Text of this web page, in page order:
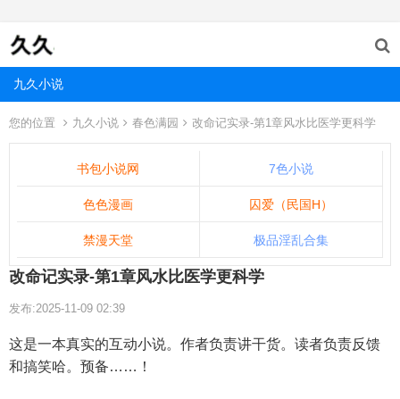
九久小说
您的位置 九久小说 春色满园 改命记实录-第1章风水比医学更科学
书包小说网 7色小说
色色漫画 囚爱（民国H）
禁漫天堂 极品淫乱合集
改命记实录-第1章风水比医学更科学
发布:2025-11-09 02:39
这是一本真实的互动小说。作者负责讲干货。读者负责反馈
和搞笑哈。预备……！